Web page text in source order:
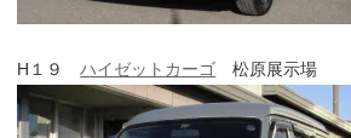
H１９ハイゼットカーゴ 松原展示場